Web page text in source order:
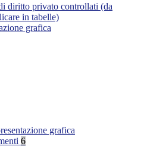
diritto privato controllati (da
in tabelle)
grafica
grafica
6